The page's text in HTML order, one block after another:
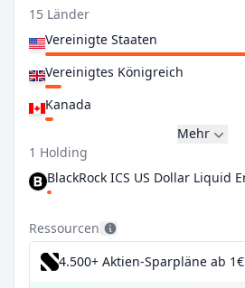
15 Länder
Vereinigte Staaten
Vereinigtes Königreich
Kanada
Mehr
1 Holding
Ressourcen
4.500+ Aktien-Sparpläne ab 1€